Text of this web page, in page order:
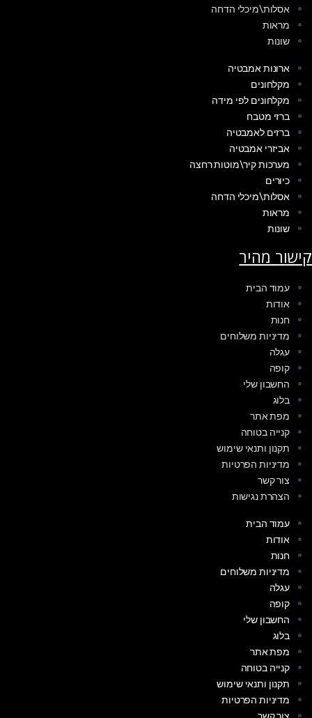
אסלות\מיכלי הדחה
מראות
שונות
ארונות אמבטיה
מקלחונים
מקלחונים לפי מידה
ברזי מטבח
ברזים לאמבטיה
אביזרי אמבטיה
מערכות קיר\מוטות רחצה
כיורים
אסלות\מיכלי הדחה
מראות
שונות
קישור מהיר
עמוד הבית
אודות
חנות
מדיניות משלוחים
עגלה
קופה
החשבון שלי
בלוג
מפת אתר
קנייה בטוחה
תקנון ותנאי שימוש
מדיניות הפרטיות
צור קשר
הצהרת נגישות
עמוד הבית
אודות
חנות
מדיניות משלוחים
עגלה
קופה
החשבון שלי
בלוג
מפת אתר
קנייה בטוחה
תקנון ותנאי שימוש
מדיניות הפרטיות